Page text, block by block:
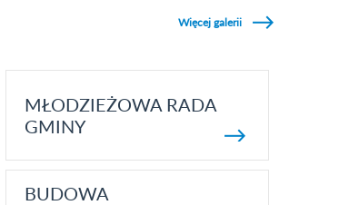
Więcej galerii
MŁODZIEŻOWA RADA
GMINY
BUDOWA